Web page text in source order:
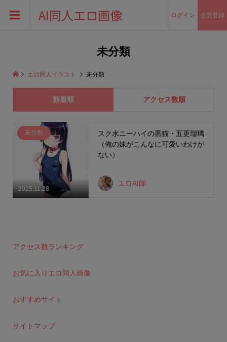
AI同人エロ画像 ログイン 会員登録
未分類
エロ同人イラスト 未分類
新着順 アクセス数順
2025.11.28
未分類
スク水ニーハイの黒猫・五更瑠璃
（俺の妹がこんなに可愛いわけが
ない）
エロAI師
アクセス数ランキング
お気に入りエロ同人画像
おすすめサイト
サイトマップ